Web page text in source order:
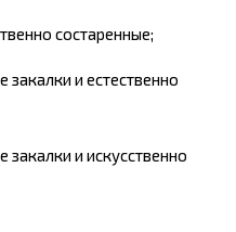
состаренные;
закалки и естественно
закалки и искусственно